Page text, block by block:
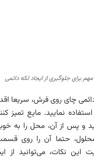
برای جلوگیری از ایجاد لکه دائمی
چای روی فرش، سریعا
نمایید. مایع تمیز
و پس از آن، محل را به
حتما آن را روی
این نکات، می‌توانید از